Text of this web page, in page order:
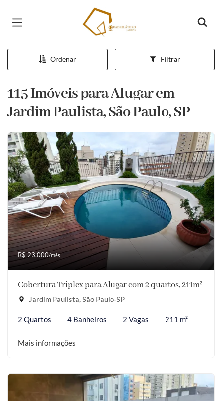
Página inicial
Ordenar Filtrar
115 Imóveis para Alugar em
Jardim Paulista, São Paulo, SP
R$ 23.000/mês
Cobertura Triplex para Alugar com 2 quartos, 211m²
Jardim Paulista, São Paulo-SP
2 Quartos 4 Banheiros 2 Vagas 211 m²
Mais informações